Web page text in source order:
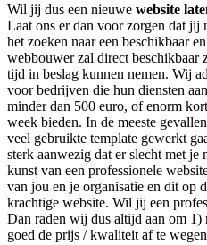
Wil jij dus een nieuwe website
Laat ons er dan voor zorgen dat
het zoeken naar een beschikbaar
webbouwer zal direct beschikbaar
tijd in beslag kunnen nemen. Wij
voor bedrijven die hun diensten
minder dan 500 euro, of enorm
week bieden. In de meeste
veel gebruikte template gewerkt
sterk aanwezig dat er slecht met je
kunst van een professionele
van jou en je organisatie en dit op
krachtige website. Wil jij een
Dan raden wij dus altijd aan om 1)
goed de prijs / kwaliteit af te